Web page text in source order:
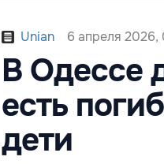
Unian 6 апреля 2026,
В Одессе
есть
дети